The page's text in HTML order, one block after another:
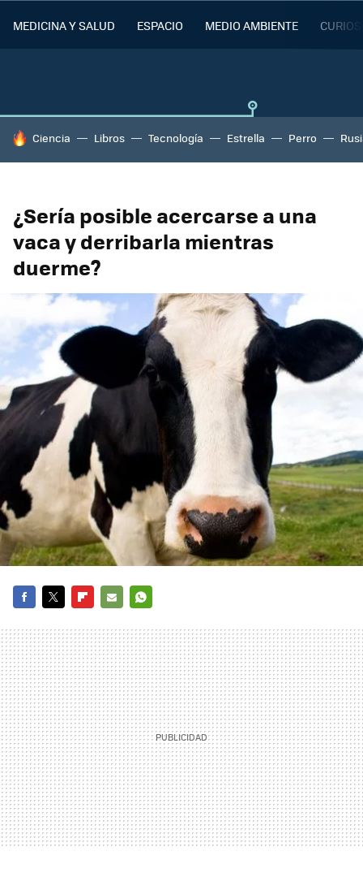
MEDICINA Y SALUD ESPACIO MEDIO AMBIENTE
HOY SE HABLA DE
Ciencia Libros Tecnología Estrella Perro
¿Sería posible acercarse a una
vaca y derribarla mientras
duerme?
MAIL